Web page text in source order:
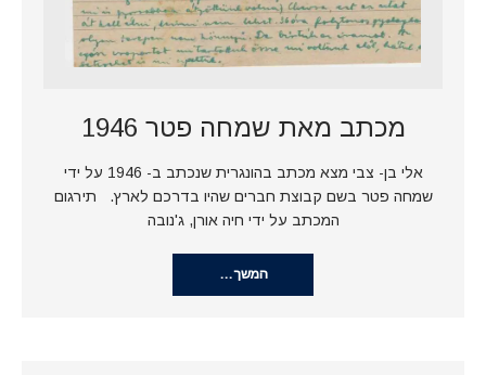
מכתב מאת שמחה פטר 1946
אלי בן- צבי מצא מכתב בהונגרית שנכתב ב- 1946 על ידי
שמחה פטר בשם קבוצת חברים שהיו בדרכם לארץ. תירגום
המכתב על ידי חיה אורן, ג'נובה
המשך…